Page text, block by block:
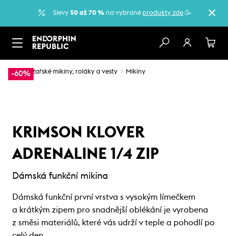
Slevy 50 až 70 % na vybrané produkty zde.🥳
-60%
… Lyžařské mikiny, roláky a vesty Mikiny
KRIMSON KLOVER
ADRENALINE 1/4 ZIP
Dámská funkční mikina
Dámská funkční první vrstva s vysokým límečkem
a krátkým zipem pro snadnější oblékání je vyrobena
z směsi materiálů, které vás udrží v teple a pohodlí po